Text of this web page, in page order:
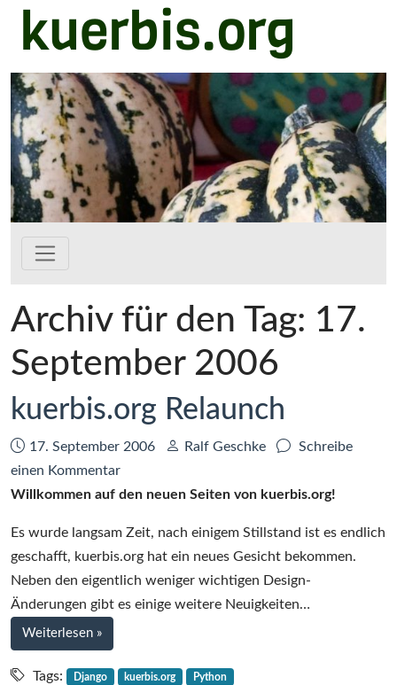
Zum Hauptinhalt springen
kuerbis.org
Archiv für den Tag: 17.
September 2006
kuerbis.org Relaunch
Datum:
17. September 2006 Autor:
Ralf Geschke
Schreibe
einen Kommentarzu
kuerbis.org
Willkommen auf den neuen Seiten von kuerbis.org!
Es wurde langsam Zeit, nach einigem Stillstand ist es endlich
geschafft, kuerbis.org hat ein neues Gesicht bekommen.
Neben den eigentlich weniger wichtigen Design-
Änderungen gibt es einige weitere Neuigkeiten…
Weiterlesen bei
kuerbis.org
Relaunch
»
Tags: Django kuerbis.org Python